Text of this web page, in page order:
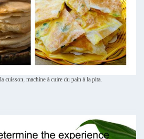
cuisson, machine à cuire du pain à la pita.